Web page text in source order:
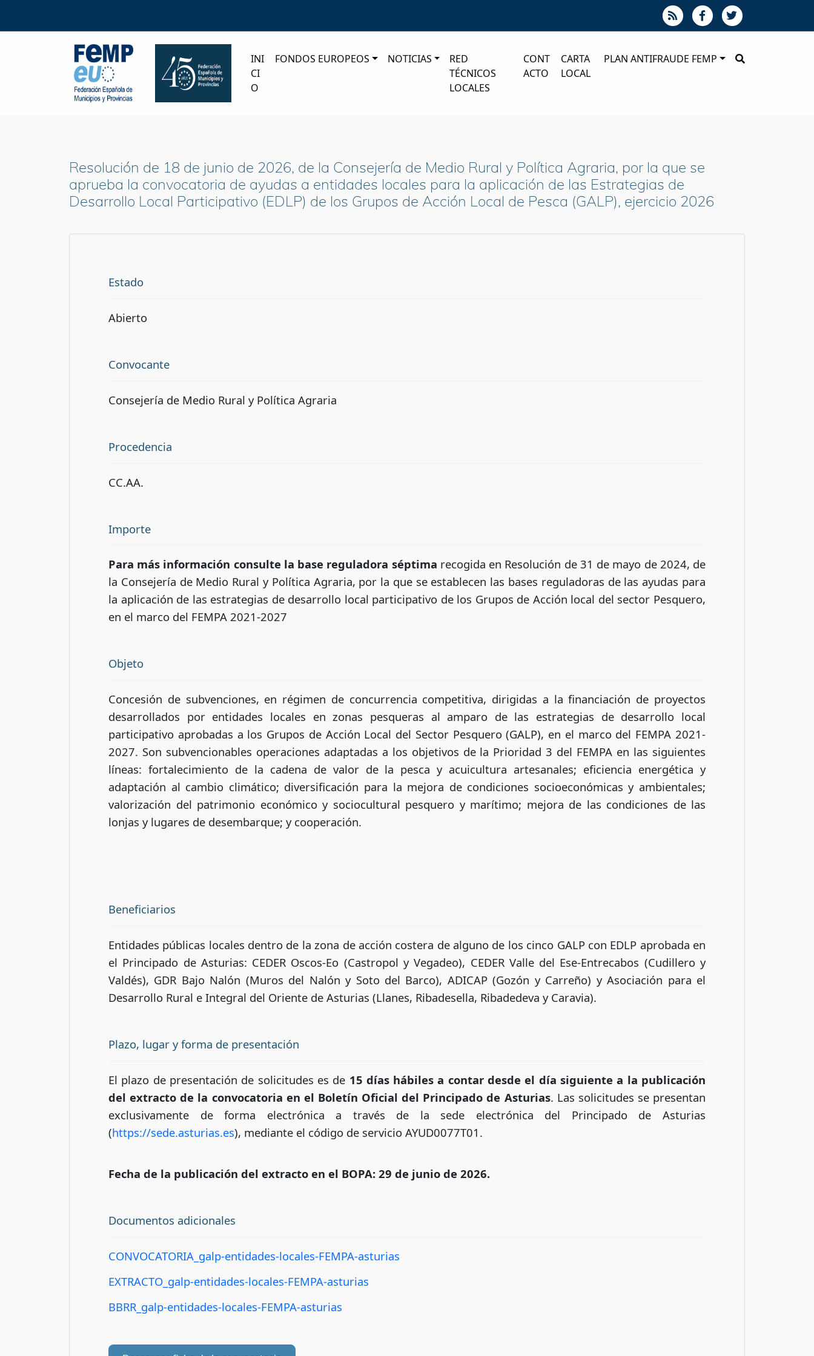
INI
CI
O
FONDOS EUROPEOS NOTICIAS
RED
TÉCNICOS
LOCALES
CONT
ACTO
CARTA
LOCAL
PLAN ANTIFRAUDE FEMP
Resolución de 18 de junio de 2026, de la Consejería de Medio Rural y Política Agraria, por la que se
aprueba la convocatoria de ayudas a entidades locales para la aplicación de las Estrategias de
Desarrollo Local Participativo (EDLP) de los Grupos de Acción Local de Pesca (GALP), ejercicio 2026
Estado
Abierto
Convocante
Consejería de Medio Rural y Política Agraria
Procedencia
CC.AA.
Importe
Para más información consulte la base reguladora séptima recogida en Resolución de 31 de mayo de 2024, de
la Consejería de Medio Rural y Política Agraria, por la que se establecen las bases reguladoras de las ayudas para
la aplicación de las estrategias de desarrollo local participativo de los Grupos de Acción local del sector Pesquero,
en el marco del FEMPA 2021-2027
Objeto
Concesión de subvenciones, en régimen de concurrencia competitiva, dirigidas a la financiación de proyectos
desarrollados por entidades locales en zonas pesqueras al amparo de las estrategias de desarrollo local
participativo aprobadas a los Grupos de Acción Local del Sector Pesquero (GALP), en el marco del FEMPA 2021-
2027. Son subvencionables operaciones adaptadas a los objetivos de la Prioridad 3 del FEMPA en las siguientes
líneas: fortalecimiento de la cadena de valor de la pesca y acuicultura artesanales; eficiencia energética y
adaptación al cambio climático; diversificación para la mejora de condiciones socioeconómicas y ambientales;
valorización del patrimonio económico y sociocultural pesquero y marítimo; mejora de las condiciones de las
lonjas y lugares de desembarque; y cooperación.
Beneficiarios
Entidades públicas locales dentro de la zona de acción costera de alguno de los cinco GALP con EDLP aprobada en
el Principado de Asturias: CEDER Oscos-Eo (Castropol y Vegadeo), CEDER Valle del Ese-Entrecabos (Cudillero y
Valdés), GDR Bajo Nalón (Muros del Nalón y Soto del Barco), ADICAP (Gozón y Carreño) y Asociación para el
Desarrollo Rural e Integral del Oriente de Asturias (Llanes, Ribadesella, Ribadedeva y Caravia).
Plazo, lugar y forma de presentación
El plazo de presentación de solicitudes es de 15 días hábiles a contar desde el día siguiente a la publicación
del extracto de la convocatoria en el Boletín Oficial del Principado de Asturias. Las solicitudes se presentan
exclusivamente de forma electrónica a través de la sede electrónica del Principado de Asturias
(https://sede.asturias.es), mediante el código de servicio AYUD0077T01.
Fecha de la publicación del extracto en el BOPA: 29 de junio de 2026.
Documentos adicionales
CONVOCATORIA_galp-entidades-locales-FEMPA-asturias
EXTRACTO_galp-entidades-locales-FEMPA-asturias
BBRR_galp-entidades-locales-FEMPA-asturias